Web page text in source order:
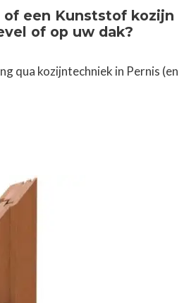
of een Kunststof kozijn
of op uw dak?
qua kozijntechniek in Pernis (en